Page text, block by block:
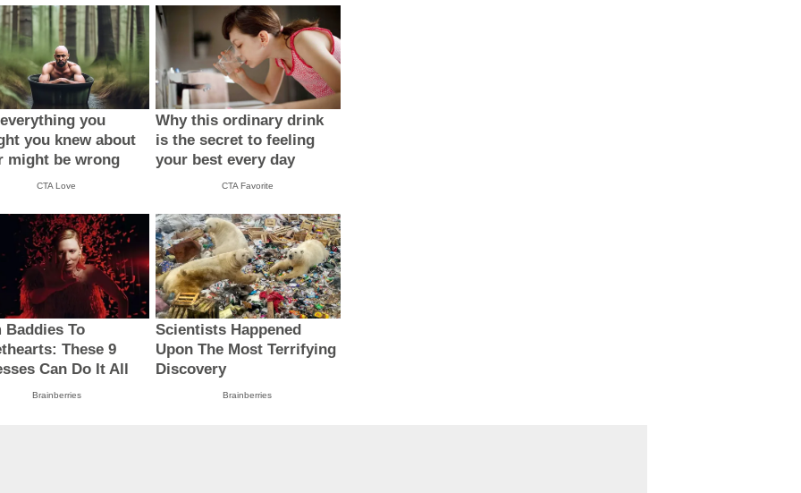
you
you knew about
might be wrong
CTA Love
Why this ordinary drink
is the secret to feeling
your best every day
CTA Favorite
Baddies To
These 9
Can Do It All
Brainberries
Scientists Happened
Upon The Most Terrifying
Discovery
Brainberries